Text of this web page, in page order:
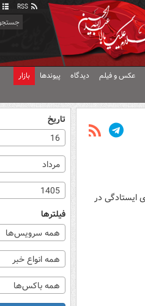
عکس و فیلم دیدگاه پیوندها بازار
ایستادگی در
تاریخ
16
مرداد
1405
فیلترها
همه سرویس‌ها
همه انواع خبر
همه باکس‌ها